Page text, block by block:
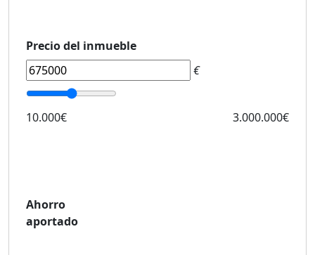
Precio del inmueble
€
10.000€ 3.000.000€
Ahorro
aportado